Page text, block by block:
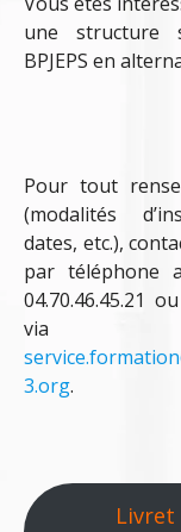
une structure
BPJEPS en
Pour tout
(modalités
dates, etc.),
par téléphone
04.70.46.45.21
via
3.org.
Livret